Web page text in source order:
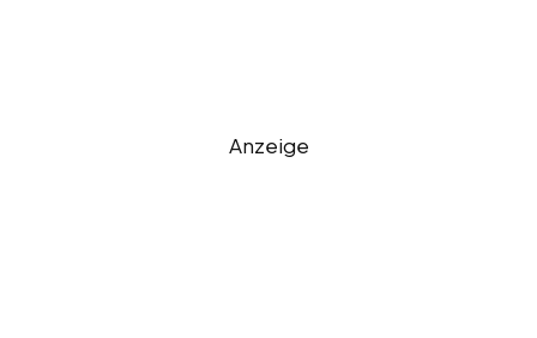
Anzeige